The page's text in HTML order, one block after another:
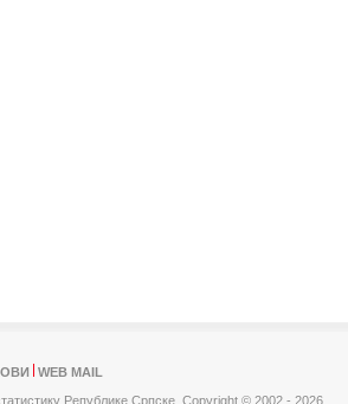
WEB MAIL
Републике Српске, Copyright © 2002 - 2026.